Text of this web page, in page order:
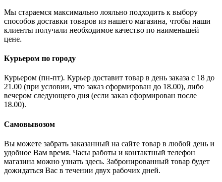
Мы стараемся максимально лояльно подходить к выбору
способов доставки товаров из нашего магазина, чтобы наши
клиенты получали необходимое качество по наименьшей
цене.
Курьером по городу
Курьером (пн-пт). Курьер доставит товар в день заказа с 18 до
21.00 (при условии, что заказ сформирован до 18.00), либо
вечером следующего дня (если заказ сформирован после
18.00).
Самовывозом
Вы можете забрать заказанный на сайте товар в любой день и
удобное Вам время. Часы работы и контактный телефон
магазина можно узнать здесь. Забронированный товар будет
дожидаться Вас в течении двух рабочих дней.